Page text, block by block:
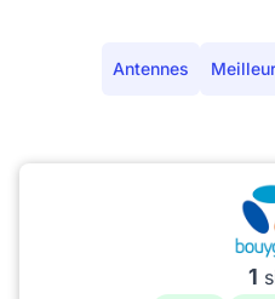
Antennes
1